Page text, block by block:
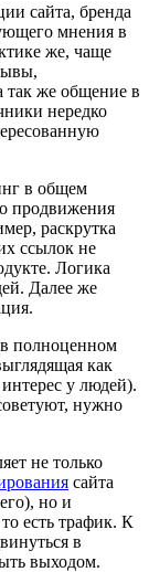
сайта, бренда
мнения в
же, чаще
так же общение в
нередко
в общем
продвижения
раскрутка
ссылок не
Логика
Далее же
полноценном
как
у людей).
нужно
не только
сайта
но и
есть трафик. К
в
выходом.